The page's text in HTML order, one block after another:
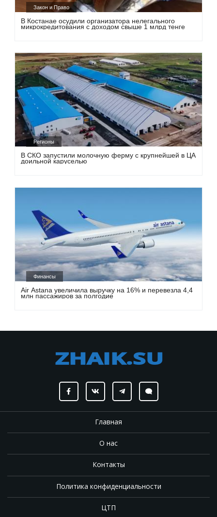
Закон и Право
В Костанае осудили организатора нелегального
микрокредитования с доходом свыше 1 млрд тенге
Регионы
В СКО запустили молочную ферму с крупнейшей в ЦА
доильной каруселью
Финансы
Air Astana увеличила выручку на 16% и перевезла 4,4
млн пассажиров за полгодие
Главная
О нас
Контакты
Политика конфиденциальности
ЦТП